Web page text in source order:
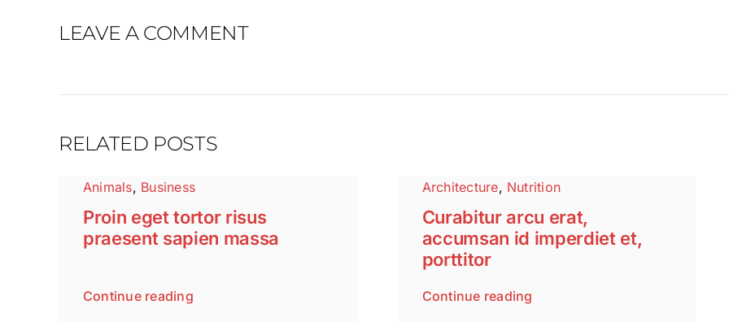
LEAVE A COMMENT
RELATED POSTS
Animals, Business
Proin eget tortor risus
praesent sapien massa
Continue reading
Architecture, Nutrition
Curabitur arcu erat,
accumsan id imperdiet et,
porttitor
Continue reading